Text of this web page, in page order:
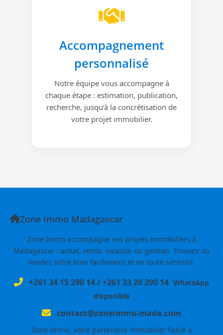
Accompagnement
personnalisé
Notre équipe vous accompagne à
chaque étape : estimation, publication,
recherche, jusqu’à la concrétisation de
votre projet immobilier.
Zone Immo Madagascar
Zone Immo accompagne vos projets immobiliers à
Madagascar : achat, vente, location ou gestion. Trouvez ou
vendez votre bien facilement et en toute sérénité.
+261 34 15 290 14/+261 33 20 290 14 WhatsApp
disponible
contact@zoneimmo-mada.com
Zone Immo, votre partenaire immobilier fiable à